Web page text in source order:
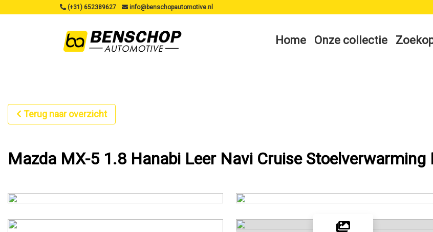
(+31) 652389627 info@benschopautomotive.nl
Home Onze collectie
Terug naar overzicht
Mazda MX-5 1.8 Hanabi Leer Navi Cruise Stoelverwarming